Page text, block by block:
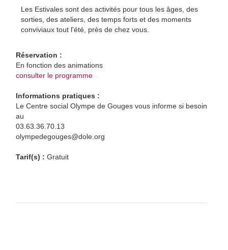
Les Estivales sont des activités pour tous les âges, des
sorties, des ateliers, des temps forts et des moments
conviviaux tout l'été, près de chez vous.
Réservation :
En fonction des animations
consulter le programme
Informations pratiques :
Le Centre social Olympe de Gouges vous informe si besoin
au
03.63.36.70.13
olympedegouges@dole.org
Tarif(s) : Gratuit